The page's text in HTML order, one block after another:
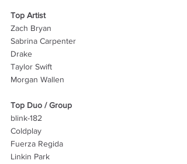
Top Artist
Zach Bryan
Sabrina Carpenter
Drake
Taylor Swift
Morgan Wallen
Top Duo / Group
blink-182
Coldplay
Fuerza Regida
Linkin Park